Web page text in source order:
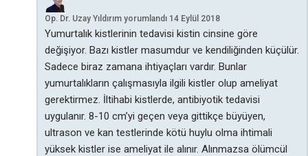
Op. Dr. Uzay Yıldırım yorumlandı 14 Eylül 2018
Yumurtalık kistlerinin tedavisi kistin cinsine göre
değişiyor. Bazı kistler masumdur ve kendiliğinden küçülür.
Sadece biraz zamana ihtiyaçları vardır. Bunlar
yumurtalıkların çalışmasıyla ilgili kistler olup ameliyat
gerektirmez. İltihabi kistlerde, antibiyotik tedavisi
uygulanır. 8-10 cm’yi geçen veya gittikçe büyüyen,
ultrason ve kan testlerinde kötü huylu olma ihtimali
yüksek kistler ise ameliyat ile alınır. Alınmazsa ölümcül